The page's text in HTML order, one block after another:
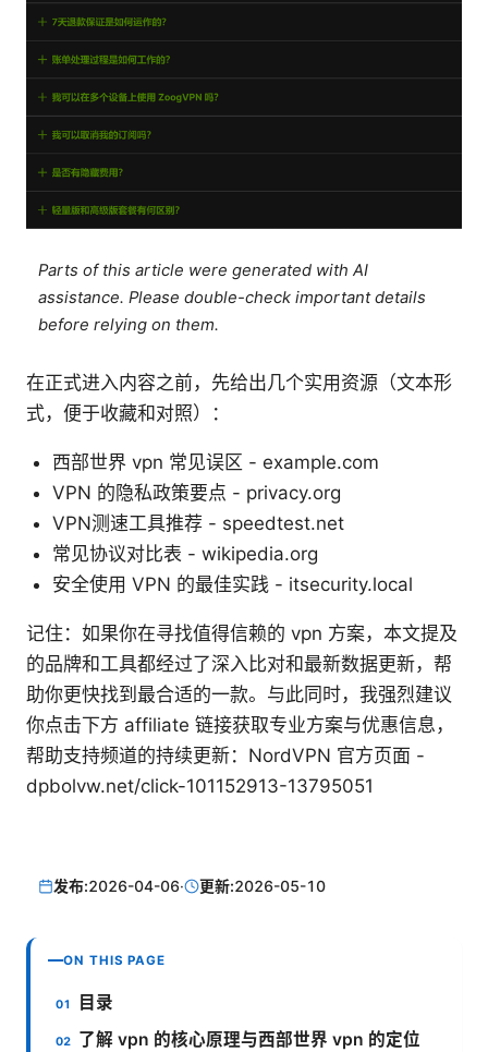
Parts of this article were generated with AI
assistance. Please double-check important details
before relying on them.
在正式进入内容之前，先给出几个实用资源（文本形
式，便于收藏和对照）：
西部世界 vpn 常见误区 - example.com
VPN 的隐私政策要点 - privacy.org
VPN测速工具推荐 - speedtest.net
常见协议对比表 - wikipedia.org
安全使用 VPN 的最佳实践 - itsecurity.local
记住：如果你在寻找值得信赖的 vpn 方案，本文提及
的品牌和工具都经过了深入比对和最新数据更新，帮
助你更快找到最合适的一款。与此同时，我强烈建议
你点击下方 affiliate 链接获取专业方案与优惠信息，
帮助支持频道的持续更新：NordVPN 官方页面 -
dpbolvw.net/click-101152913-13795051
发布:2026-04-06· 更新:2026-05-10
ON THIS PAGE
目录
了解 vpn 的核心原理与西部世界 vpn 的定位